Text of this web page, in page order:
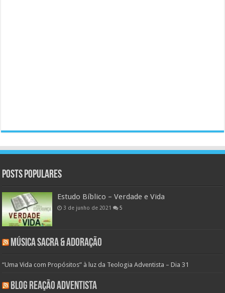
Posts populares
Estudo Bíblico – Verdade e Vida
3 de junho de 2021 5
Música Sacra & Adoração
“Uma Vida com Propósitos” à luz da Teologia Adventista – Dia 31
Blog Reação Adventista